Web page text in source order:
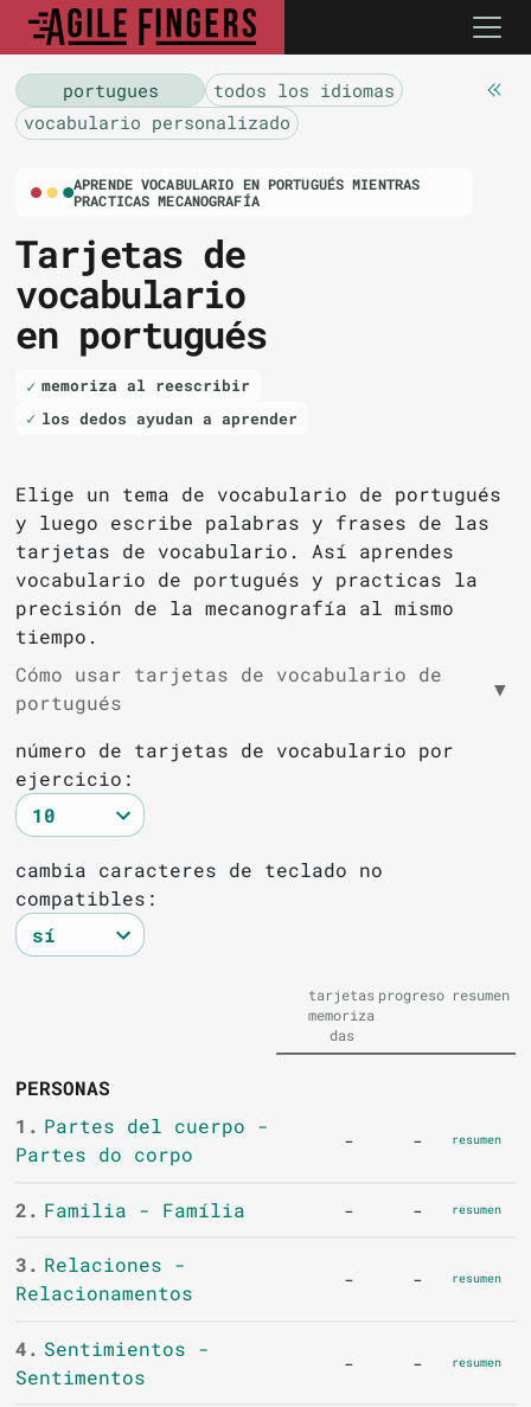
portugues
todos los idiomas
vocabulario personalizado
APRENDE VOCABULARIO EN PORTUGUÉS MIENTRAS
PRACTICAS MECANOGRAFÍA
Tarjetas de
vocabulario
en portugués
memoriza al reescribir
los dedos ayudan a aprender
Elige un tema de vocabulario de portugués
y luego escribe palabras y frases de las
tarjetas de vocabulario. Así aprendes
vocabulario de portugués y practicas la
precisión de la mecanografía al mismo
tiempo.
Cómo usar tarjetas de vocabulario de
portugués
▼
número de tarjetas de vocabulario por
ejercicio:
cambia caracteres de teclado no
compatibles:
tarjetas
memoriza
das
progreso resumen
PERSONAS
1. Partes del cuerpo -
Partes do corpo
- - resumen
2. Familia - Família - - resumen
3. Relaciones -
Relacionamentos
- - resumen
4. Sentimientos -
Sentimentos
- - resumen